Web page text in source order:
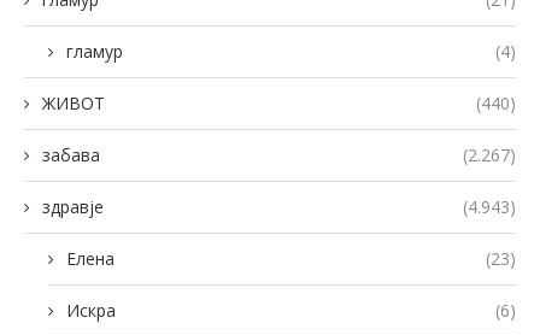
гламур (4)
ЖИВОТ (440)
забава (2.267)
здравје (4.943)
Елена (23)
Искра (6)